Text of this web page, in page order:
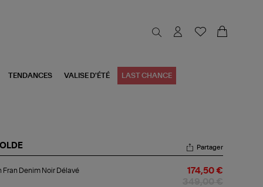
TENDANCES VALISE D'ÉTÉ LAST CHANCE
Partager
Fran Denim Noir Délavé 174,50 €